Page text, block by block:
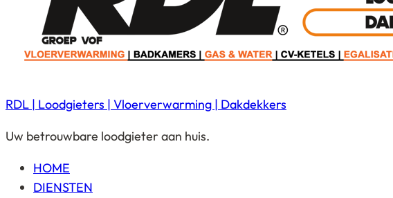
RDL | Loodgieters | Vloerverwarming | Dakdekkers
Uw betrouwbare loodgieter aan huis.
HOME
DIENSTEN